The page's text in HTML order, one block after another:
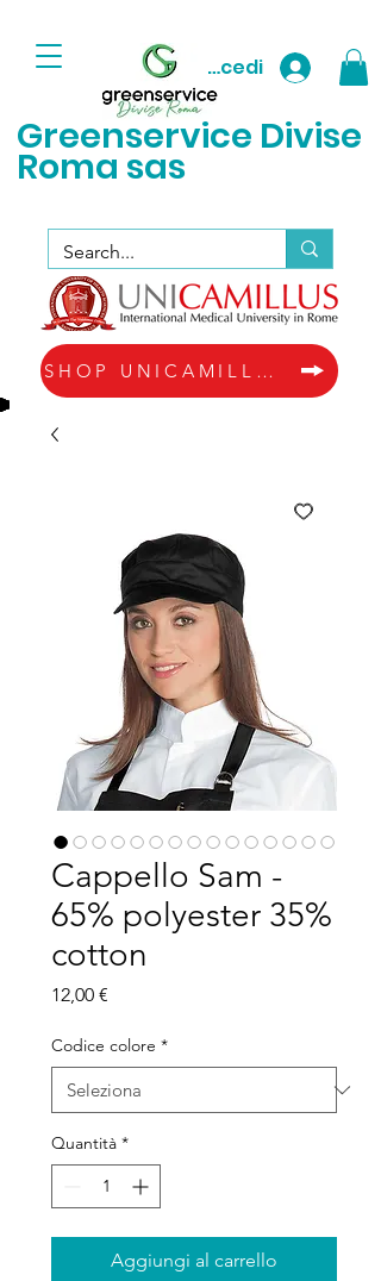
Greenservice Divise
Roma sas
Accedi
SHOP UNICAMILLUS
Cappello Sam -
65% polyester 35%
cotton
12,00 €
Codice colore *
Quantità *
Aggiungi al carrello